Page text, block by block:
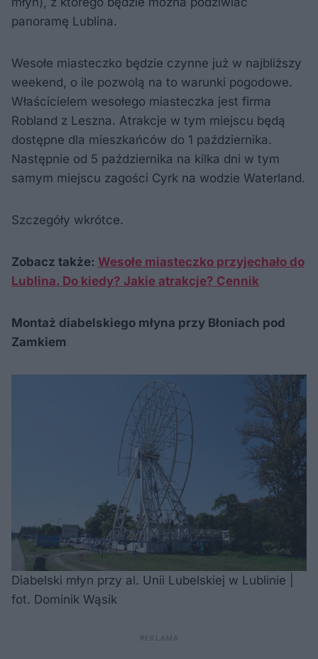
panoramę Lublina.
Wesołe miasteczko będzie czynne już w najbliższy
weekend, o ile pozwolą na to warunki pogodowe.
Właścicielem wesołego miasteczka jest firma
Robland z Leszna. Atrakcje w tym miejscu będą
dostępne dla mieszkańców do 1 października.
Następnie od 5 października na kilka dni w tym
samym miejscu zagości Cyrk na wodzie Waterland.
Szczegóły wkrótce.
Zobacz także: Wesołe miasteczko przyjechało do
Lublina. Do kiedy? Jakie atrakcje? Cennik
Montaż diabelskiego młyna przy Błoniach pod
Zamkiem
Diabelski młyn przy al. Unii Lubelskiej w Lublinie |
fot. Dominik Wąsik